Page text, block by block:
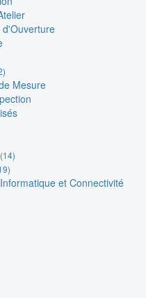
d'Ouverture
Mesure
(14)
Informatique et Connectivité